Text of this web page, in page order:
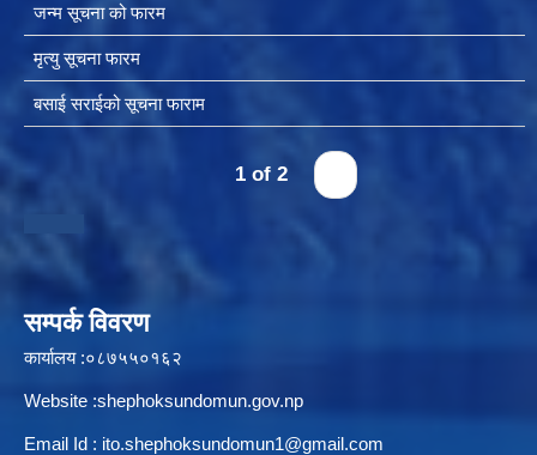
जन्म सूचना को फारम
मृत्यु सूचना फारम
बसाई सराईको सूचना फाराम
1 of 2
सम्पर्क विवरण
कार्यालय :०८७५५०१६२
Website :shephoksundomun.gov.np
Email Id : ito.shephoksundomun1@gmail.com